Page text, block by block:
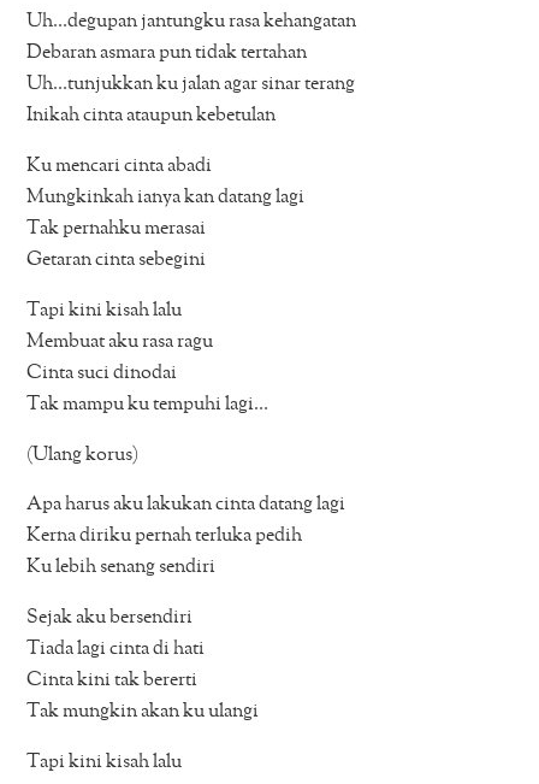
Uh…degupan jantungku rasa kehangatan
Debaran asmara pun tidak tertahan
Uh…tunjukkan ku jalan agar sinar terang
Inikah cinta ataupun kebetulan
Ku mencari cinta abadi
Mungkinkah ianya kan datang lagi
Tak pernahku merasai
Getaran cinta sebegini
Tapi kini kisah lalu
Membuat aku rasa ragu
Cinta suci dinodai
Tak mampu ku tempuhi lagi…
(Ulang korus)
Apa harus aku lakukan cinta datang lagi
Kerna diriku pernah terluka pedih
Ku lebih senang sendiri
Sejak aku bersendiri
Tiada lagi cinta di hati
Cinta kini tak bererti
Tak mungkin akan ku ulangi
Tapi kini kisah lalu